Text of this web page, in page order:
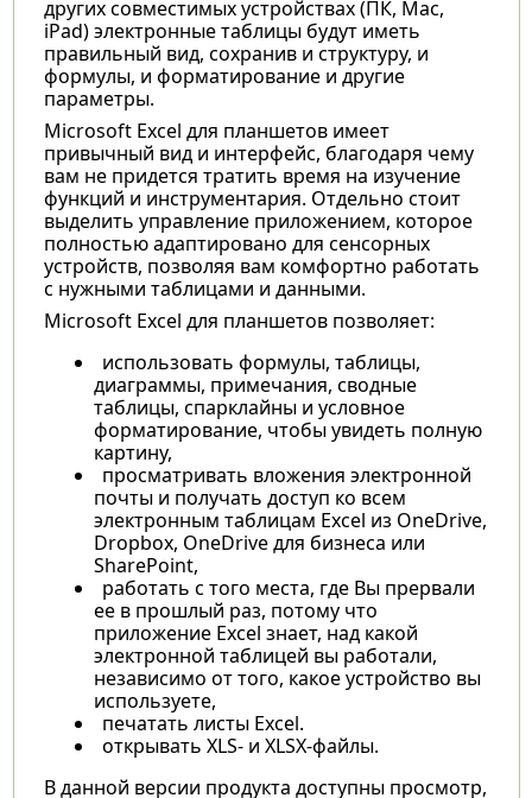
других совместимых устройствах (ПК, Mac,
iPad) электронные таблицы будут иметь
правильный вид, сохранив и структуру, и
формулы, и форматирование и другие
параметры.
Microsoft Excel для планшетов имеет
привычный вид и интерфейс, благодаря чему
вам не придется тратить время на изучение
функций и инструментария. Отдельно стоит
выделить управление приложением, которое
полностью адаптировано для сенсорных
устройств, позволяя вам комфортно работать
с нужными таблицами и данными.
Microsoft Excel для планшетов позволяет:
использовать формулы, таблицы,
диаграммы, примечания, сводные
таблицы, спарклайны и условное
форматирование, чтобы увидеть полную
картину,
просматривать вложения электронной
почты и получать доступ ко всем
электронным таблицам Excel из OneDrive,
Dropbox, OneDrive для бизнеса или
SharePoint,
работать с того места, где Вы прервали
ее в прошлый раз, потому что
приложение Excel знает, над какой
электронной таблицей вы работали,
независимо от того, какое устройство вы
используете,
печатать листы Excel.
открывать XLS- и XLSX-файлы.
В данной версии продукта доступны просмотр,